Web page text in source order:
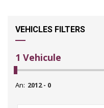
VEHICLES FILTERS
1 Vehicule
An: